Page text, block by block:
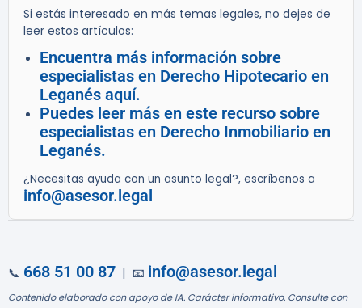
Si estás interesado en más temas legales, no dejes de
leer estos artículos:
Encuentra más información sobre
especialistas en Derecho Hipotecario en
Leganés aquí.
Puedes leer más en este recurso sobre
especialistas en Derecho Inmobiliario en
Leganés.
¿Necesitas ayuda con un asunto legal?, escríbenos a
info@asesor.legal
📞 668 51 00 87 | 📧 info@asesor.legal
Contenido elaborado con apoyo de IA. Carácter informativo. Consulte con